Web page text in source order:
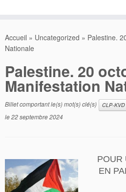
Accueil » Uncategorized » Palestine.
Nationale
Palestine. 20
Manifestation
Billet comportant le(s) mot(s) clé(s) CLP-KVD
le22 septembre 2024
POUR
EN